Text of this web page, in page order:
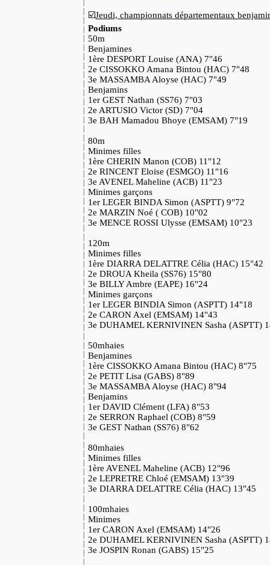
☑️Jeudi, championnats départementaux
Podiums
50m
Benjamines
1ère DESPORT Louise (ANA) 7"46
2e CISSOKKO Amana Bintou (HAC) 7"48
3e MASSAMBA Aloyse (HAC) 7"49
Benjamins
1er GEST Nathan (SS76) 7"03
2e ARTUSIO Victor (SD) 7"04
3e BAH Mamadou Bhoye (EMSAM) 7"19
80m
Minimes filles
1ère CHERIN Manon (COB) 11"12
2e RINCENT Eloise (ESMGO) 11"16
3e AVENEL Maheline (ACB) 11"23
Minimes garçons
1er LEGER BINDA Simon (ASPTT) 9"72
2e MARZIN Noé ( COB) 10"02
3e MENCE ROSSI Ulysse (EMSAM) 10"23
120m
Minimes filles
1ère DIARRA DELATTRE Célia (HAC) 15"42
2e DROUA Kheila (SS76) 15"80
3e BILLY Ambre (EAPE) 16"24
Minimes garçons
1er LEGER BINDIA Simon (ASPTT) 14"18
2e CARON Axel (EMSAM) 14"43
3e DUHAMEL KERNIVINEN Sasha (ASPTT)
50mhaies
Benjamines
1ère CISSOKKO Amana Bintou (HAC) 8"75
2e PETIT Lisa (GABS) 8"89
3e MASSAMBA Aloyse (HAC) 8"94
Benjamins
1er DAVID Clément (LFA) 8"53
2e SERRON Raphael (COB) 8"59
3e GEST Nathan (SS76) 8"62
80mhaies
Minimes filles
1ère AVENEL Maheline (ACB) 12"96
2e LEPRETRE Chloé (EMSAM) 13"39
3e DIARRA DELATTRE Célia (HAC) 13"45
100mhaies
Minimes
1er CARON Axel (EMSAM) 14"26
2e DUHAMEL KERNIVINEN Sasha (ASPTT)
3e JOSPIN Ronan (GABS) 15"25